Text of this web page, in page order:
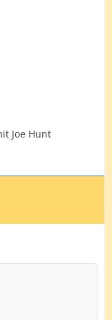
Joe Hunt